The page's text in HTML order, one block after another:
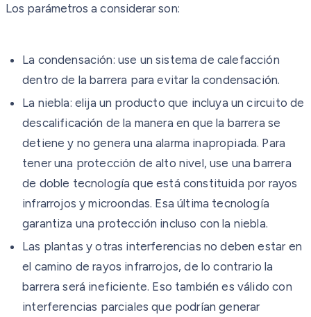
Los parámetros a considerar son:
La condensación: use un sistema de calefacción
dentro de la barrera para evitar la condensación.
La niebla: elija un producto que incluya un circuito de
descalificación de la manera en que la barrera se
detiene y no genera una alarma inapropiada. Para
tener una protección de alto nivel, use una barrera
de doble tecnología que está constituida por rayos
infrarrojos y microondas. Esa última tecnología
garantiza una protección incluso con la niebla.
Las plantas y otras interferencias no deben estar en
el camino de rayos infrarrojos, de lo contrario la
barrera será ineficiente. Eso también es válido con
interferencias parciales que podrían generar